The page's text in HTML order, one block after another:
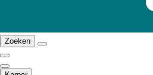
Zoeken